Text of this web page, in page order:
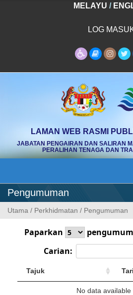
MELAYU /
LOG
LAMAN WEB RASMI
JABATAN PENGAIRAN DAN SALIRAN
PERALIHAN TENAGA DAN
Pengumuman
Utama / Perkhidmatan / Pengumuman
Paparkan
Carian:
Tajuk
No data available